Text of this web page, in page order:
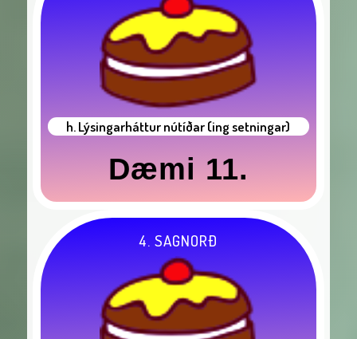
h. Lýsingarháttur nútíðar (ing setningar)
Dæmi 11.
4. SAGNORÐ